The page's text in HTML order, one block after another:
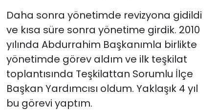
Daha sonra yönetimde revizyona gidildi
ve kısa süre sonra yönetime girdik. 2010
yılında Abdurrahim Başkanımla birlikte
yönetimde görev aldım ve ilk teşkilat
toplantısında Teşkilattan Sorumlu İlçe
Başkan Yardımcısı oldum. Yaklaşık 4 yıl
bu görevi yaptım.